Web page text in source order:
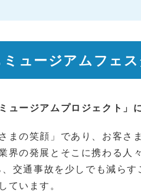
ュージアムフェ
ュージアムプロジェクト」
まの笑顔」であり、お客さ
界の発展とそこに携わる人
交通事故を少しでも減ら
ています。